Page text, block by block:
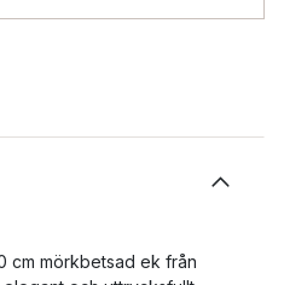
mörkbetsad ek från